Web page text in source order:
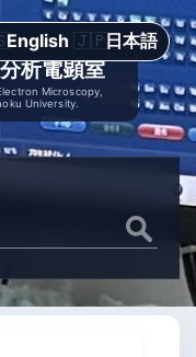
English 日本語
SPECTROMETRY
析電顕室
Microscopy,
University.